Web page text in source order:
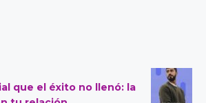
que el éxito no llenó: la